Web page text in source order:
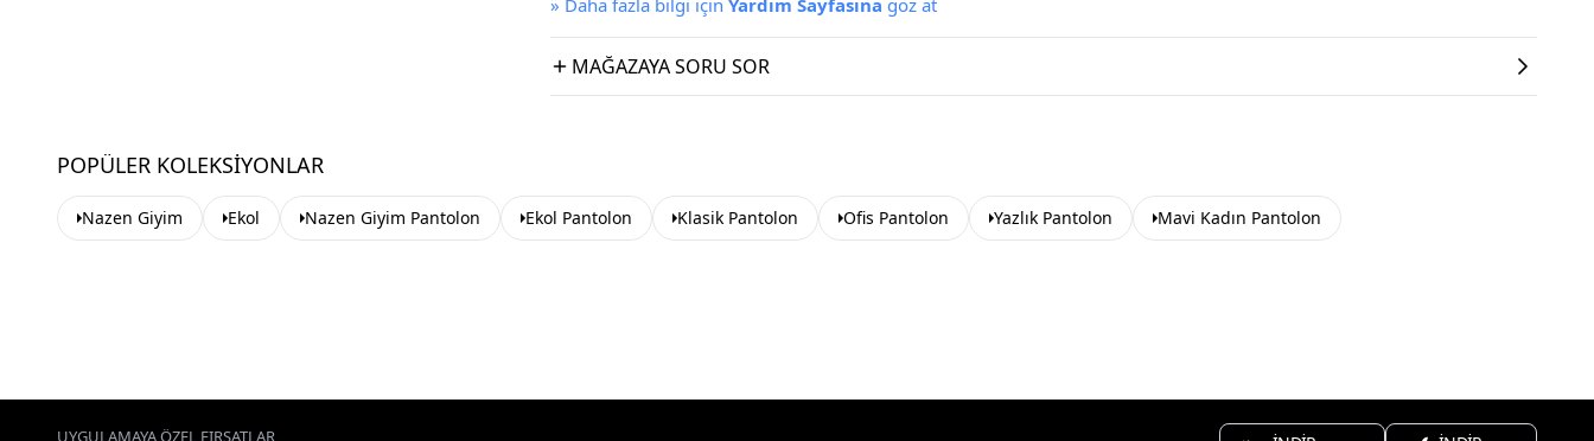
» Daha fazla bilgi için Yardım Sayfasına göz at
MAĞAZAYA SORU SOR
POPÜLER KOLEKSIYONLAR
Nazen Giyim Ekol Nazen Giyim Pantolon Ekol Pantolon Klasik Pantolon Ofis Pantolon Yazlık Pantolon Mavi Kadın Pantolon
UYGULAMAYA ÖZEL FIRSATLAR